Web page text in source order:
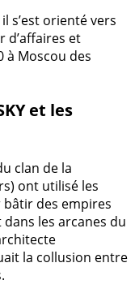
s’est orienté vers
d’affaires et
à Moscou des
et les
clan de la
ont utilisé les
des empires
les arcanes du
la collusion entre